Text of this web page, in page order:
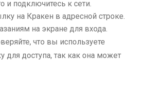
и подключитесь к сети.
на Кракен в адресной строке.
на экране для входа.
что вы используете
для доступа, так как она может